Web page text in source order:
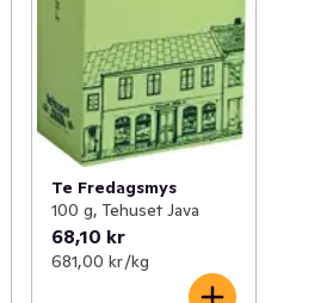
Te Fredagsmys
100 g, Tehuset Java
68,10 kr
681,00 kr /kg